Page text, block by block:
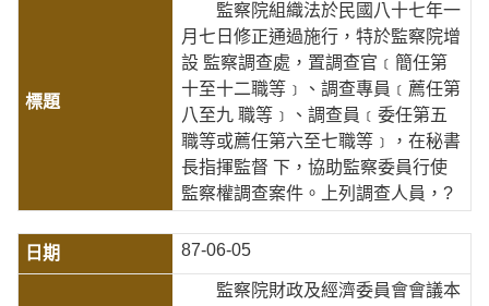
監察院組織法於民國八十七年一
月七日修正通過施行，特於監察院增
設 監察調查處，置調查官﹝簡任第
十至十二職等﹞、調查專員﹝薦任第
八至九 職等﹞、調查員﹝委任第五
職等或薦任第六至七職等﹞，在秘書
長指揮監督 下，協助監察委員行使
監察權調查案件。上列調查人員，?
87-06-05
監察院財政及經濟委員會會議本